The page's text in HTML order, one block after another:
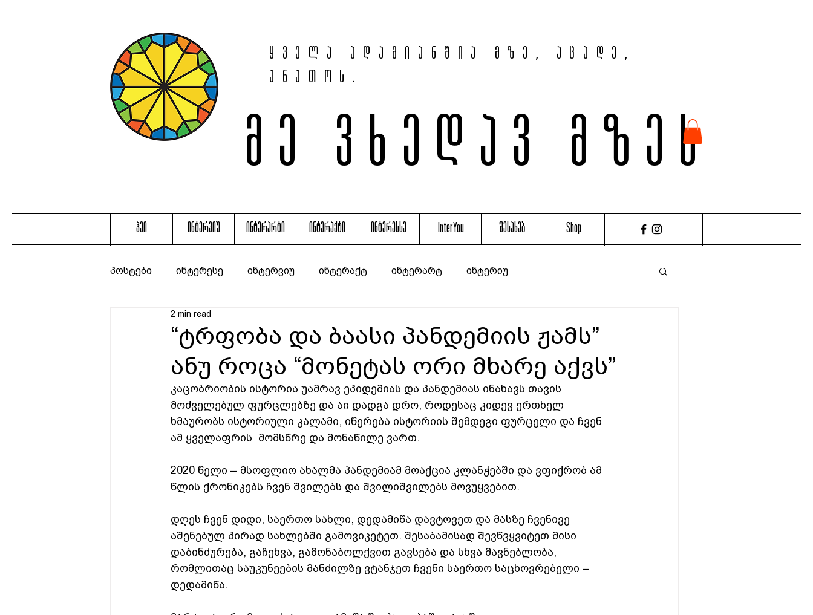
ყველა ადამიანშია მზე, აცადე,
ანათოს.
მე ვხედავ მზეს
ჰეი ინტერვიუ ინტერარტი ინტერაქტი ინტერესსე InterYou შესახებ Shop
პოსტები ინტერესე ინტერვიუ ინტერაქტ ინტერარტ ინტერიუ
“ტრფობა და ბაასი პანდემიის ჟამს”
ანუ როცა “მონეტას ორი მხარე აქვს”
2 min read
კაცობრიობის ისტორია უამრავ ეპიდემიას და პანდემიას ინახავს თავის
მოძველებულ ფურცლებზე და აი დადგა დრო, როდესაც კიდევ ერთხელ
ხმაურობს ისტორიული კალამი, იწერება ისტორიის შემდეგი ფურცელი და ჩვენ
ამ ყველაფრის  მომსწრე და მონაწილე ვართ.
2020 წელი – მსოფლიო ახალმა პანდემიამ მოაქცია კლანჭებში და ვფიქრობ ამ
წლის ქრონიკებს ჩვენ შვილებს და შვილიშვილებს მოვუყვებით.
დღეს ჩვენ დიდი, საერთო სახლი, დედამიწა დავტოვეთ და მასზე ჩვენივე
აშენებულ პირად სახლებში გამოვიკეტეთ. შესაბამისად შევწვყვიტეთ მისი
დაბინძურება, გაჩეხვა, გამონაბოლქვით გავსება და სხვა მავნებლობა,
რომლითაც საუკუნეების მანძილზე ვტანჯეთ ჩვენი საერთო საცხოვრებელი –
დედამიწა.